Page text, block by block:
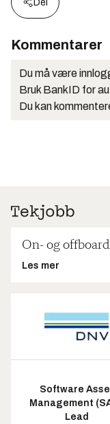
Del
Kommentarer
Du må være
Bruk BankID for
Du kan
On- og
Les mer
Software
Management
Lead